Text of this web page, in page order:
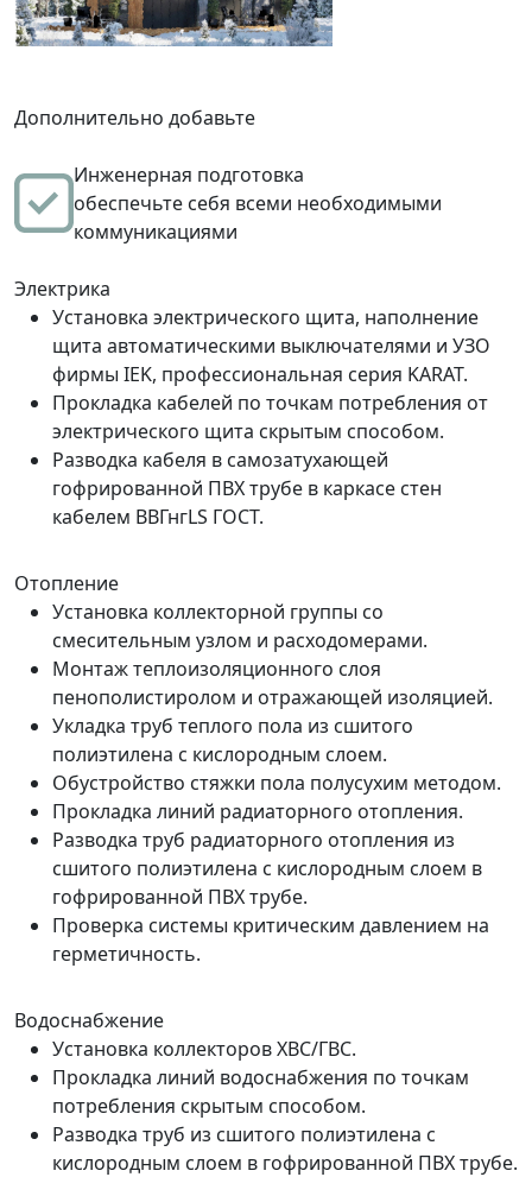
Дополнительно добавьте
Инженерная подготовка
обеспечьте себя всеми необходимыми
коммуникациями
Электрика
Установка электрического щита, наполнение
щита автоматическими выключателями и УЗО
фирмы IEK, профессиональная серия KARAT.
Прокладка кабелей по точкам потребления от
электрического щита скрытым способом.
Разводка кабеля в самозатухающей
гофрированной ПВХ трубе в каркасе стен
кабелем ВВГнгLS ГОСТ.
Отопление
Установка коллекторной группы со
смесительным узлом и расходомерами.
Монтаж теплоизоляционного слоя
пенополистиролом и отражающей изоляцией.
Укладка труб теплого пола из сшитого
полиэтилена с кислородным слоем.
Обустройство стяжки пола полусухим методом.
Прокладка линий радиаторного отопления.
Разводка труб радиаторного отопления из
сшитого полиэтилена с кислородным слоем в
гофрированной ПВХ трубе.
Проверка системы критическим давлением на
герметичность.
Водоснабжение
Установка коллекторов ХВС/ГВС.
Прокладка линий водоснабжения по точкам
потребления скрытым способом.
Разводка труб из сшитого полиэтилена с
кислородным слоем в гофрированной ПВХ трубе.